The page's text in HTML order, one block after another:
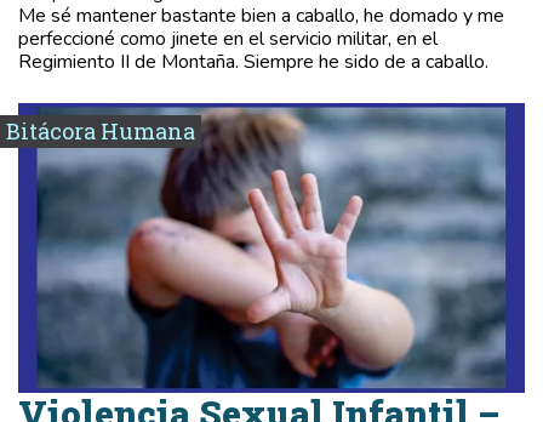
Me sé mantener bastante bien a caballo, he domado y me
perfeccioné como jinete en el servicio militar, en el
Regimiento II de Montaña. Siempre he sido de a caballo.
Bitácora Humana